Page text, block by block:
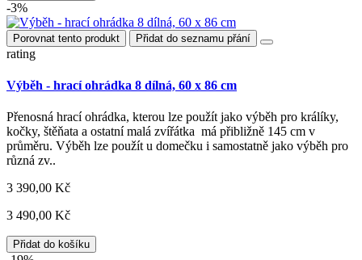
-3%
Porovnat tento produkt Přidat do seznamu přání
rating
Výběh - hrací ohrádka 8 dílná, 60 x 86 cm
Přenosná hrací ohrádka, kterou lze použít jako výběh pro králíky,
kočky, štěňata a ostatní malá zvířátka má přibližně 145 cm v
průměru. Výběh lze použít u domečku i samostatně jako výběh pro
různá zv..
3 390,00 Kč
3 490,00 Kč
Přidat do košíku